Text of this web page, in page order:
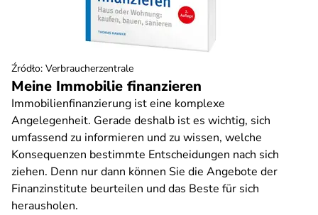
Meine Immobilie finanzieren
Immobilienfinanzierung ist eine komplexe
Angelegenheit. Gerade deshalb ist es wichtig, sich
umfassend zu informieren und zu wissen, welche
Konsequenzen bestimmte Entscheidungen nach sich
ziehen. Denn nur dann können Sie die Angebote der
Finanzinstitute beurteilen und das Beste für sich
herausholen.
Źródło: Verbraucherzentrale